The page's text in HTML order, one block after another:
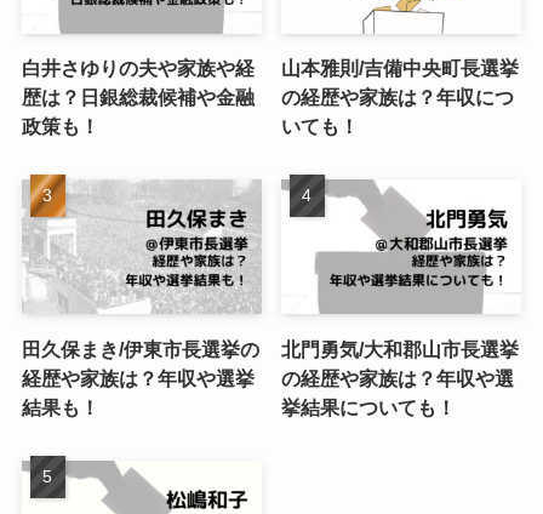
白井さゆりの夫や家族や経
歴は？日銀総裁候補や金融
政策も！
山本雅則/吉備中央町長選挙
の経歴や家族は？年収につ
いても！
田久保まき/伊東市長選挙の
経歴や家族は？年収や選挙
結果も！
北門勇気/大和郡山市長選挙
の経歴や家族は？年収や選
挙結果についても！